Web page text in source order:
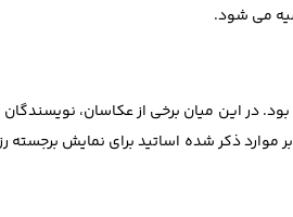
می شود.
این میان برخی از عکاسان، نویسندگان
ذکر شده اساتید برای نمایش برجسته